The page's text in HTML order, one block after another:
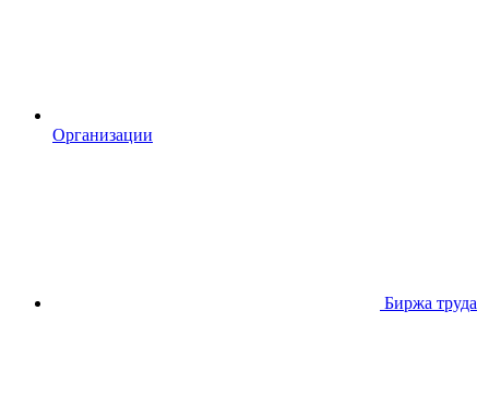
Организации
Биржа труда